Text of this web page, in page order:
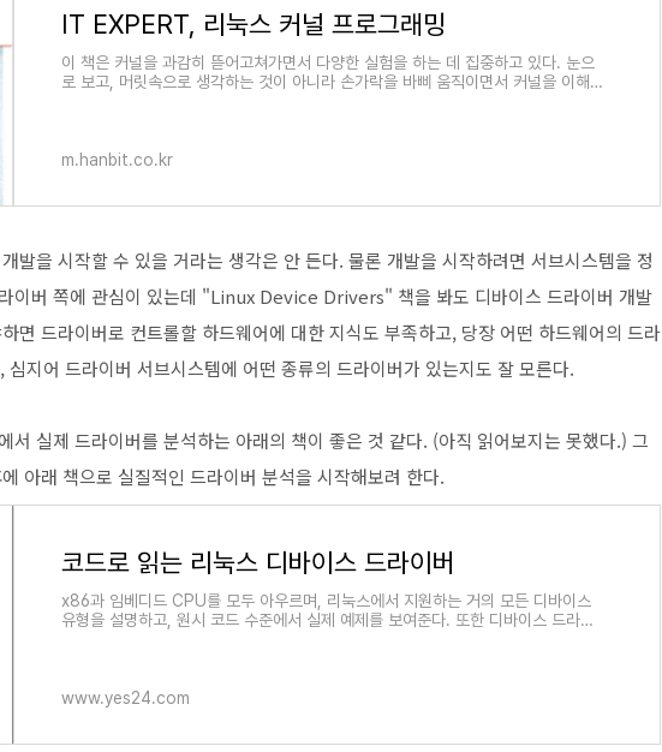
IT EXPERT, 리눅스 커널 프로그래밍
이 책은 커널을 과감히 뜯어고쳐가면서 다양한 실험을 하는 데 집중하고 있다. 눈으
로 보고, 머릿속으로 생각하는 것이 아니라 손가락을 바삐 움직이면서 커널을 이해하
m.hanbit.co.kr
발을 시작할 수 있을 거라는 생각은 안 든다. 물론 개발을 시작하려면 서브시스템을 정
이버 쪽에 관심이 있는데 "Linux Device Drivers" 책을 봐도 디바이스 드라이버 개발
면 드라이버로 컨트롤할 하드웨어에 대한 지식도 부족하고, 당장 어떤 하드웨어의 드라
심지어 드라이버 서브시스템에 어떤 종류의 드라이버가 있는지도 잘 모른다.
서 실제 드라이버를 분석하는 아래의 책이 좋은 것 같다. (아직 읽어보지는 못했다.) 그
아래 책으로 실질적인 드라이버 분석을 시작해보려 한다.
코드로 읽는 리눅스 디바이스 드라이버
x86과 임베디드 CPU를 모두 아우르며, 리눅스에서 지원하는 거의 모든 디바이스
유형을 설명하고, 원시 코드 수준에서 실제 예제를 보여준다. 또한 디바이스 드라이
www.yes24.com